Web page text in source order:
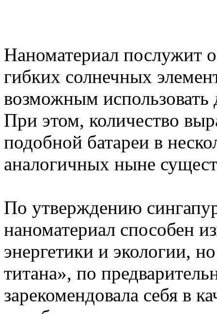
Наноматериал послужит
гибких солнечных
возможным использовать
При этом, количество
подобной батареи в
аналогичных ныне
По утверждению
наноматериал способен
энергетики и экологии,
титана», по
зарекомендовала себя в